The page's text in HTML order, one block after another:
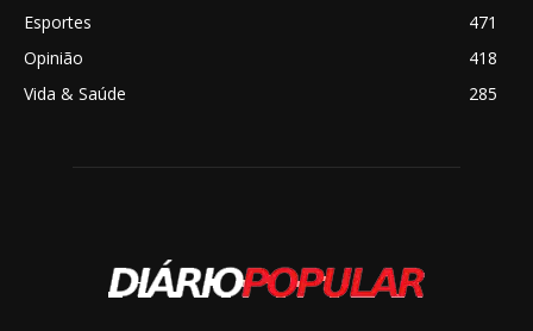
Esportes
471
Opinião
418
Vida & Saúde
285